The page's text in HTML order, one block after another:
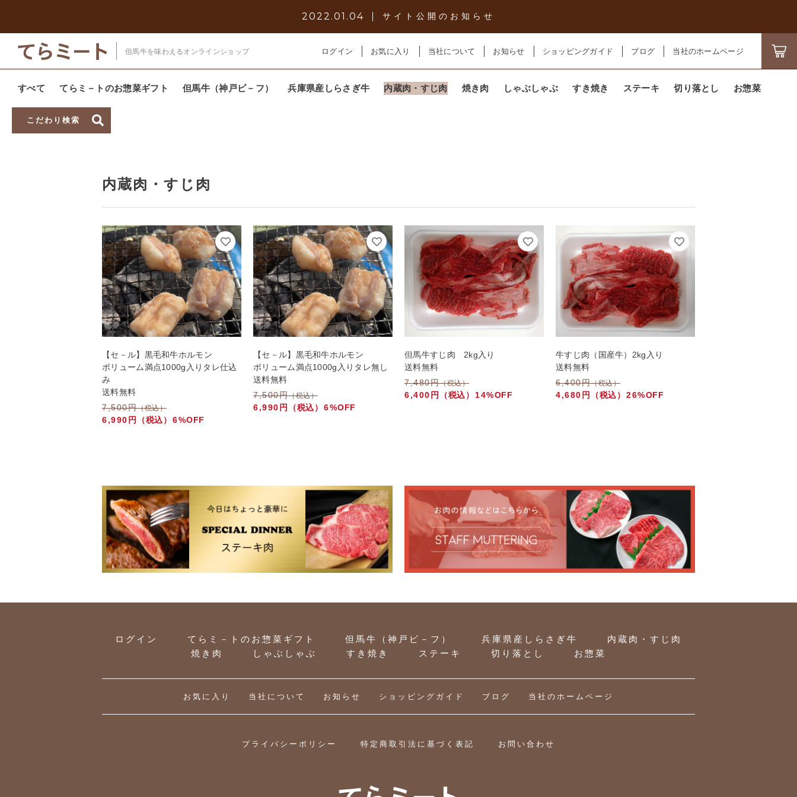
2022.01.04 サイト公開のお知らせ
但馬牛を味わえるオンラインショップ ログイン お気に入り 当社について お知らせ ショッピングガイド ブログ 当社のホームページ
すべて てらミ－トのお惣菜ギフト 但馬牛（神戸ビ－フ） 兵庫県産しらさぎ牛 内蔵肉・すじ肉 焼き肉 しゃぶしゃぶ すき焼き ステーキ 切り落とし お惣菜
こだわり検索
ホーム 商品
内蔵肉・すじ肉
【セ－ル】黒毛和牛ホルモン
ボリューム満点1000g入りタレ仕込
み
送料無料
7,500円（税込）
6,990円 （税込） 6%OFF
【セ－ル】黒毛和牛ホルモン
ボリューム満点1000g入りタレ無し
送料無料
7,500円（税込）
6,990円 （税込） 6%OFF
但馬牛すじ肉 2kg入り
送料無料
7,480円（税込）
6,400円 （税込） 14%OFF
牛すじ肉（国産牛）2kg入り
送料無料
6,400円（税込）
4,680円 （税込） 26%OFF
ログイン てらミ－トのお惣菜ギフト 但馬牛（神戸ビ－フ） 兵庫県産しらさぎ牛
内蔵肉・すじ肉
焼き肉
しゃぶしゃぶ すき焼き ステーキ 切り落とし お惣菜
お気に入り 当社について お知らせ ショッピングガイド ブログ 当社のホームページ
プライバシーポリシー 特定商取引法に基づく表記 お問い合わせ
価格帯
～
その他
在庫あり セール
並び順